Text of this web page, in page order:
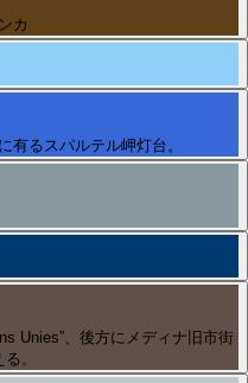
カ
有るスパルテル岬灯台。
Unies”、後方にメディナ旧市街
。